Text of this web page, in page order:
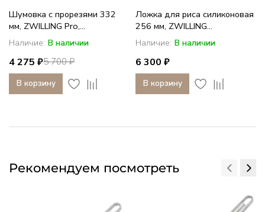
Шумовка с прорезями 332
мм, ZWILLING Pro,...
Наличие: В наличии
5 700 ₽
4 275 ₽
В корзину
Ложка для риса силиконовая
256 мм, ZWILLING...
Наличие: В наличии
6 300 ₽
В корзину
Рекомендуем посмотреть